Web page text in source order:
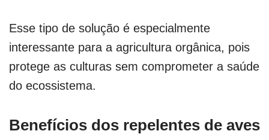
Esse tipo de solução é especialmente
interessante para a agricultura orgânica, pois
protege as culturas sem comprometer a saúde
do ecossistema.
Benefícios dos repelentes de aves